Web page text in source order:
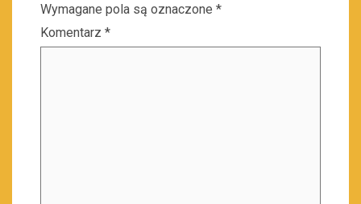
Wymagane pola są oznaczone *
Komentarz *